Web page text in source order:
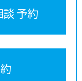
予約